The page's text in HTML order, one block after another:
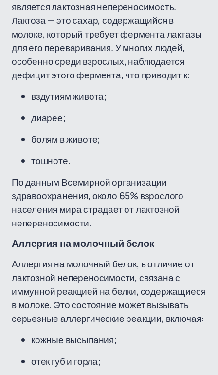
является лактозная непереносимость.
Лактоза — это сахар, содержащийся в
молоке, который требует фермента лактазы
для его переваривания. У многих людей,
особенно среди взрослых, наблюдается
дефицит этого фермента, что приводит к:
вздутиям живота;
диарее;
болям в животе;
тошноте.
По данным Всемирной организации
здравоохранения, около 65% взрослого
населения мира страдает от лактозной
непереносимости.
Аллергия на молочный белок
Аллергия на молочный белок, в отличие от
лактозной непереносимости, связана с
иммунной реакцией на белки, содержащиеся
в молоке. Это состояние может вызывать
серьезные аллергические реакции, включая:
кожные высыпания;
отек губ и горла;